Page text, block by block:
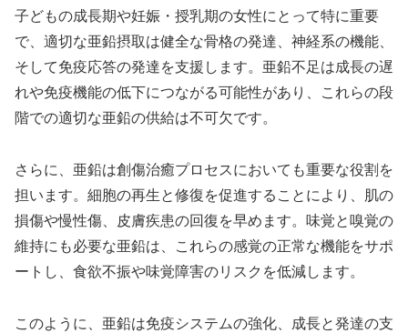
子どもの成長期や妊娠・授乳期の女性にとって特に重要
で、適切な亜鉛摂取は健全な骨格の発達、神経系の機能、
そして免疫応答の発達を支援します。亜鉛不足は成長の遅
れや免疫機能の低下につながる可能性があり、これらの段
階での適切な亜鉛の供給は不可欠です。
さらに、亜鉛は創傷治癒プロセスにおいても重要な役割を
担います。細胞の再生と修復を促進することにより、肌の
損傷や慢性傷、皮膚疾患の回復を早めます。味覚と嗅覚の
維持にも必要な亜鉛は、これらの感覚の正常な機能をサポ
ートし、食欲不振や味覚障害のリスクを低減します。
このように、亜鉛は免疫システムの強化、成長と発達の支